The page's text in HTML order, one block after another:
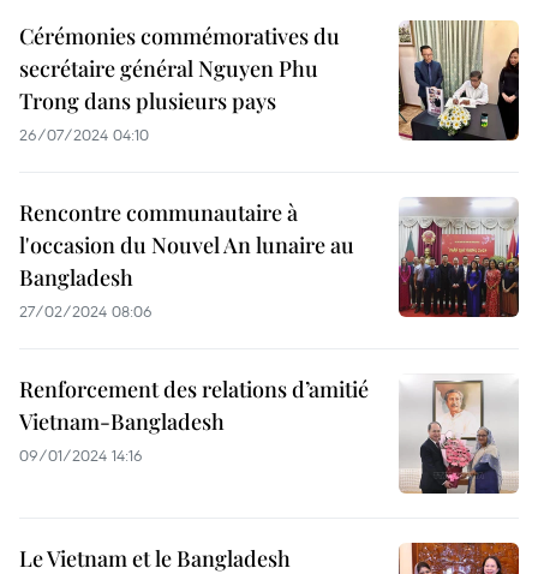
Cérémonies commémoratives du
secrétaire général Nguyen Phu
Trong dans plusieurs pays
26/07/2024 04:10
Rencontre communautaire à
l'occasion du Nouvel An lunaire au
Bangladesh
27/02/2024 08:06
Renforcement des relations d’amitié
Vietnam-Bangladesh
09/01/2024 14:16
Le Vietnam et le Bangladesh